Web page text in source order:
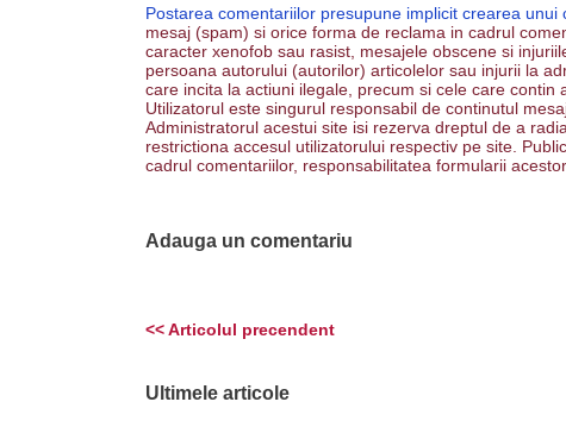
Postarea comentariilor presupune implicit crearea unui
mesaj (spam) si orice forma de reclama in cadrul
caracter xenofob sau rasist, mesajele obscene si
persoana autorului (autorilor) articolelor sau injurii la
care incita la actiuni ilegale, precum si cele care contin
Utilizatorul este singurul responsabil de continutul
Administratorul acestui site isi rezerva dreptul de a
restrictiona accesul utilizatorului respectiv pe site.
cadrul comentariilor, responsabilitatea formularii
Adauga un comentariu
<< Articolul precendent
Ultimele articole